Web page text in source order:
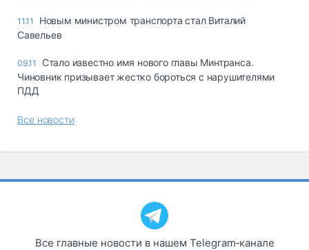
транспорт
Автосервис,
11.11
Новым министром транспорта стал Виталий
Савельев
09.11
Стало известно имя нового главы Минтранса.
Чиновник призывает жестко бороться с нарушителями
ПДД
Все новости
Все главные новости в нашем Telegram‑канале